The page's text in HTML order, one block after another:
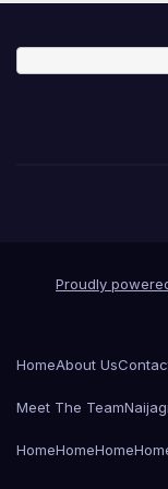
Proudly
HomeAbout Us
Meet The Team
HomeHomeHome